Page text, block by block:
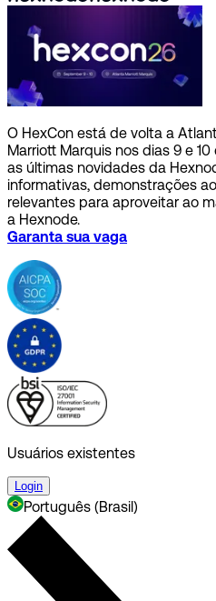
O HexCon está de volta a
Marriott Marquis nos dias 9 e
as últimas novidades da
informativas, demonstrações
relevantes para aproveitar ao
a Hexnode.
Garanta sua vaga
Usuários existentes
Login
Português (Brasil)